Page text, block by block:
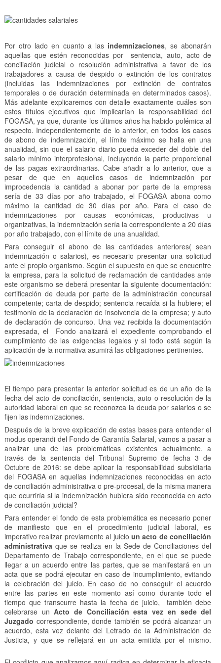
Por otro lado en cuanto a las indemnizaciones, se abonarán
aquellas que estén reconocidas por sentencia, auto, acto de
conciliación judicial o resolución administrativa a favor de los
trabajadores a causa de despido o extinción de los contratos
(incluidas las indemnizaciones por extinción de contratos
temporales o de duración determinada en determinados casos).
Más adelante explicaremos con detalle exactamente cuáles son
estos títulos ejecutivos que implicarían la responsabilidad del
FOGASA, ya que, durante los últimos años ha habido polémica al
respecto. Independientemente de lo anterior, en todos los casos
de abono de indemnización, el límite máximo se halla en una
anualidad, sin que el salario diario pueda exceder del doble del
salario mínimo interprofesional, incluyendo la parte proporcional
de las pagas extraordinarias. Cabe añadir a lo anterior, que a
pesar de que en aquellos casos de indemnización por
improcedencia la cantidad a abonar por parte de la empresa
sería de 33 días por año trabajado, el FOGASA abona como
máximo la cantidad de 30 días por año. Para el caso de
indemnizaciones por causas económicas, productivas u
organizativas, la indemnización sería la correspondiente a 20 días
por año trabajado, con el límite de una anualidad.
Para conseguir el abono de las cantidades anteriores( sean
indemnización o salarios), es necesario presentar una solicitud
ante el propio organismo. Según el supuesto en que se encuentre
la empresa, para la solicitud de reclamación de cantidades ante
este organismo se deberá presentar la siguiente documentación:
certificación de deuda por parte de la administración concursal
competente; carta de despido; sentencia recaída si la hubiere; el
testimonio de la declaración de insolvencia de la empresa; y auto
de declaración de concurso. Una vez recibida la documentación
expresada, el Fondo analizará el expediente comprobando el
cumplimiento de las exigencias legales y si todo está según la
aplicación de la normativa asumirá las obligaciones pertinentes.
El tiempo para presentar la anterior solicitud es de un año de la
fecha del acto de conciliación, sentencia, auto o resolución de la
autoridad laboral en que se reconozca la deuda por salarios o se
fijen las indemnizaciones.
Después de la breve explicación de estas bases para entender el
modus operandi del Fondo de Garantía Salarial, vamos a pasar a
analizar una de las problemáticas existentes actualmente, a
través de la sentencia del Tribunal Supremo de fecha 3 de
Octubre de 2016: se debe aplicar la responsabilidad subsidiaria
del FOGASA en aquellas indemnizaciones reconocidas en acto
de conciliación administrativa o pre-procesal, de la misma manera
que ocurriría si la indemnización hubiera sido reconocida en acto
de conciliación judicial?
Para entender el fondo de esta problemática es necesario poner
de manifiesto que en el procedimiento judicial laboral, es
imperativo realizar previamente al juicioun acto de conciliación
administrativaque se realiza en la Sede de Conciliaciones del
Departamento de Trabajo correspondiente, en el que se puede
llegar a un acuerdo entre las partes, que se manifestará en un
acta que se podrá ejecutar en caso de incumplimiento, evitando
la celebración del juicio. En caso de no conseguir el acuerdo
entre las partes en este momento así como durante todo el
tiempo que transcurre hasta la fecha de juicio, también debe
celebrarse unActo de Conciliación esta vez en sede del
Juzgado correspondiente, donde también se podrá alcanzar un
acuerdo, esta vez delante del Letrado de la Administración de
Justicia, y que se reflejará en un acta emitida por el mismo.